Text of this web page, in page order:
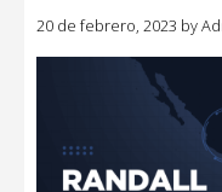
20 de febrero, 2023 by